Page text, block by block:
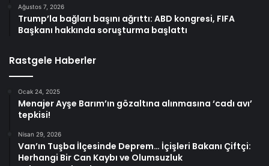
Ağustos 7, 2026
Trump’la bağları başını ağrıttı: ABD kongresi, FIFA
Başkanı hakkında soruşturma başlattı
Rastgele Haberler
Ocak 24, 2025
Menajer Ayşe Barım’ın gözaltına alınmasına ‘cadı avı’
tepkisi!
Nisan 29, 2026
Van’ın Tuşba İlçesinde Deprem… İçişleri Bakanı Çiftçi:
Herhangi Bir Can Kaybı ve Olumsuzluk